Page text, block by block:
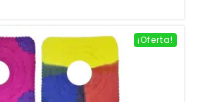
¡Oferta!